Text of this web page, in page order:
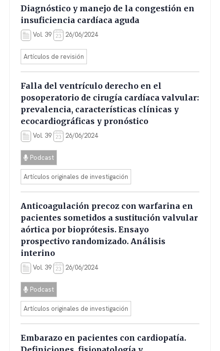
Diagnóstico y manejo de la congestión en
insuficiencia cardíaca aguda
Vol. 39 26/06/2024
Artículos de revisión
Falla del ventrículo derecho en el
posoperatorio de cirugía cardíaca valvular:
prevalencia, características clínicas y
ecocardiográficas y pronóstico
Vol. 39 26/06/2024
Podcast
Artículos originales de investigación
Anticoagulación precoz con warfarina en
pacientes sometidos a sustitución valvular
aórtica por bioprótesis. Ensayo
prospectivo randomizado. Análisis
interino
Vol. 39 26/06/2024
Podcast
Artículos originales de investigación
Embarazo en pacientes con cardiopatía.